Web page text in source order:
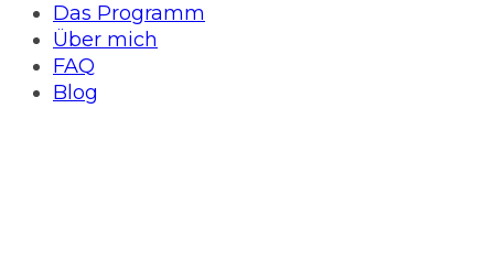
Das Programm
Über mich
FAQ
Blog